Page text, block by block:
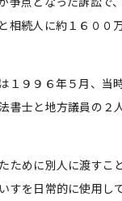
続人に約１６００
１９９６年５月、当
書士と地方議員の２
めに別人に渡すこ
すを日常的に使用し